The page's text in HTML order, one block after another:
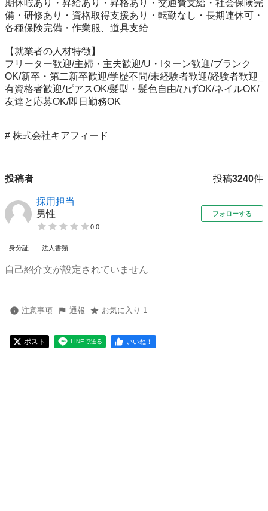
期休暇あり・昇給あり・昇格あり・交通費支給・社会保険完
備・研修あり・資格取得支援あり・転勤なし・長期連休可・
各種保険完備・作業服、道具支給
【就業者の人材特徴】
フリーター歓迎/主婦・主夫歓迎/U・Iターン歓迎/ブランク
OK/新卒・第二新卒歓迎/学歴不問/未経験者歓迎/経験者歓迎_
有資格者歓迎/ピアスOK/髪型・髪色自由/ひげOK/ネイルOK/
友達と応募OK/即日勤務OK
# 株式会社キアフィード
投稿者 投稿3240件
採用担当
男性
0.0
フォローする
身分証 法人書類
自己紹介文が設定されていません
注意事項 通報 お気に入り 1
ポスト LINEで送る いいね！